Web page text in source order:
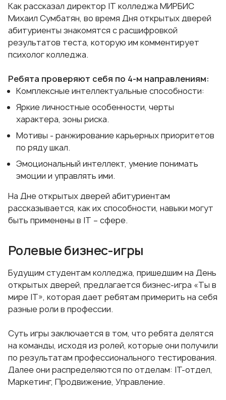
Как рассказал директор IT колледжа МИРБИС
Михаил Сумбатян, во время Дня открытых дверей
абитуриенты знакомятся с расшифровкой
результатов теста, которую им комментирует
психолог колледжа.
Ребята проверяют себя по 4-м направлениям:
Комплексные интеллектуальные способности:
Яркие личностные особенности, черты
характера, зоны риска.
Мотивы - ранжирование карьерных приоритетов
по ряду шкал.
Эмоциональный интеллект, умение понимать
эмоции и управлять ими.
На Дне открытых дверей абитуриентам
рассказывается, как их способности, навыки могут
быть применены в IT – сфере.
Ролевые бизнес-игры
Будущим студентам колледжа, пришедшим на День
открытых дверей, предлагается бизнес-игра «Ты в
мире IT», которая дает ребятам примерить на себя
разные роли в профессии.
Суть игры заключается в том, что ребята делятся
на команды, исходя из ролей, которые они получили
по результатам профессионального тестирования.
Далее они распределяются по отделам: IT-отдел,
Маркетинг, Продвижение, Управление.